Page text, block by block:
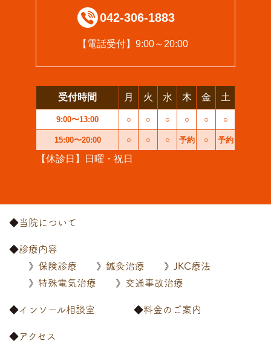
042-306-1883
【電話受付】9:00～20:00
受付時間 月 火 水 木 金 土
9:00〜13:00 ○ ○ ○ ○ ○ ○
15:00〜20:00 ○ ○ ○ 予約 ○ 予約
【休診日】日曜・祝日
当院について
診療内容
保険診療
鍼灸治療
JKC療法
特殊電気治療
交通事故治療
インソール相談室 料金のご案内
アクセス